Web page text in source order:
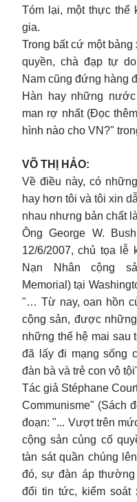
Tóm lại, một thực thể
gia.
Trong bất cứ một bảng
quyền, chà đạp tự
Nam cũng đứng hàng
Hàn hay những
man rợ nhất (Đọc
hình nào cho VN?"
VÕ THỊ HẢO:
Về điều này, có
hay hơn tôi và tôi xin
nhau nhưng bản chất
Ông George W.
12/6/2007, chủ tọa lễ
Nạn Nhân cộng
Memorial) tại
"… Từ nay, oan hồn
cộng sản, được
những thế hệ mai sau
đã lấy đi mạng sống
đàn bà và trẻ con vô
Tác giả Stéphane
Communisme" (Sách
đoạn: "... Vượt trên
cộng sản củng cố
tàn sát quần chúng
đó, sự đàn áp
đổi tin tức, kiểm soát